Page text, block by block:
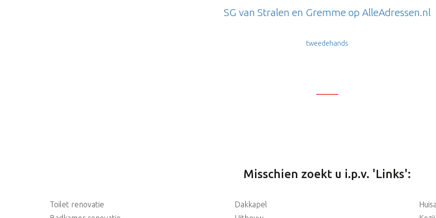
SG van Stralen en Gremme op AlleAdressen.nl
tweedehands
Misschien zoekt u i.p.v. 'Links':
Toilet renovatie
Dakkapel